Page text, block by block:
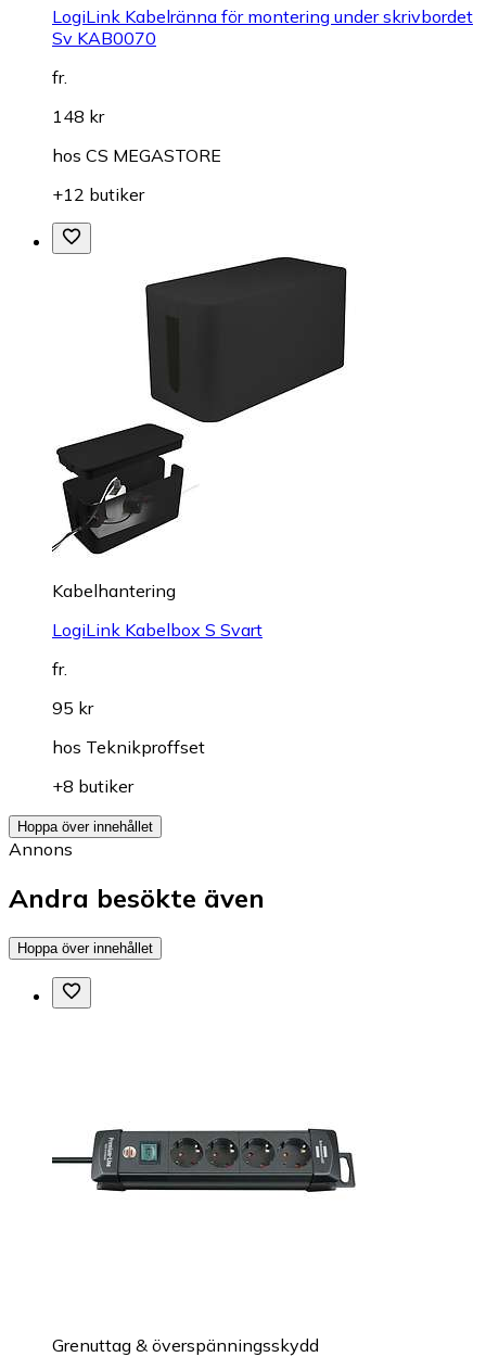
LogiLink Kabelränna för montering under skrivbordet
Sv KAB0070
fr.
148 kr
hos CS MEGASTORE
+12 butiker
Kabelhantering
LogiLink Kabelbox S Svart
fr.
95 kr
hos Teknikproffset
+8 butiker
Hoppa över innehållet
Annons
Andra besökte även
Hoppa över innehållet
Grenuttag & överspänningsskydd